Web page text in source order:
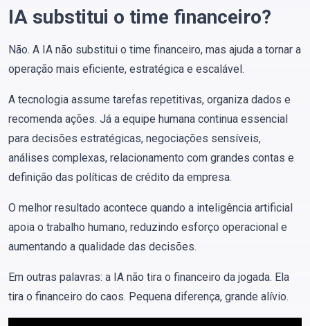
IA substitui o time financeiro?
Não. A IA não substitui o time financeiro, mas ajuda a tornar a
operação mais eficiente, estratégica e escalável.
A tecnologia assume tarefas repetitivas, organiza dados e
recomenda ações. Já a equipe humana continua essencial
para decisões estratégicas, negociações sensíveis,
análises complexas, relacionamento com grandes contas e
definição das políticas de crédito da empresa.
O melhor resultado acontece quando a inteligência artificial
apoia o trabalho humano, reduzindo esforço operacional e
aumentando a qualidade das decisões.
Em outras palavras: a IA não tira o financeiro da jogada. Ela
tira o financeiro do caos. Pequena diferença, grande alívio.